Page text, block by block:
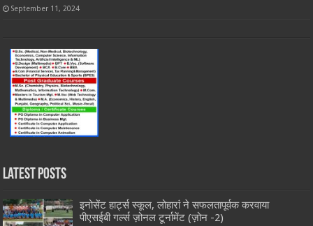
September 11, 2024
Latest Posts
इनोसेंट हार्ट्स स्कूल, लोहारां ने सफलतापूर्वक करवाया
पीएसईबी गर्ल्स ज़ोनल टूर्नामेंट (ज़ोन -2)